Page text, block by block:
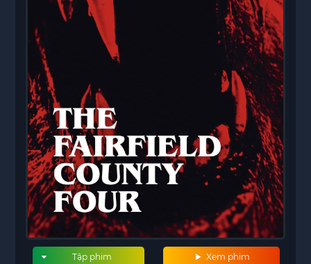
Xem phim
Tập phim